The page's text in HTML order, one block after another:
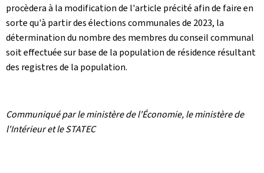
procèdera à la modification de l'article précité afin de faire en
sorte qu'à partir des élections communales de 2023, la
détermination du nombre des membres du conseil communal
soit effectuée sur base de la population de résidence résultant
des registres de la population.
Communiqué par le ministère de l'Économie, le ministère de
l'Intérieur et le STATEC